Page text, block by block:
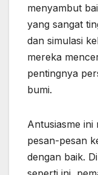
menyambut
yang sangat
dan simulasi
mereka
pentingnya
bumi.
Antusiasme ini
pesan-pesan
dengan baik.